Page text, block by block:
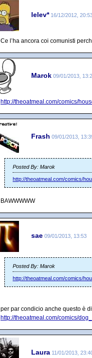
lelev* 16/12/2012,
Ce l’ha ancora coi comunisti
Marok 09/01/2013,
http://theoatmeal.com/comics/
Frash 09/01/2013,
Posted By: Marok
http://theoatmeal.com/comics/
BAWWWWW
sae 09/01/2013, 13:53
Posted By: Marok
http://theoatmeal.com/comics/
per par condicio anche questo è
http://theoatmeal.com/comics/
Laura 11/01/2013,